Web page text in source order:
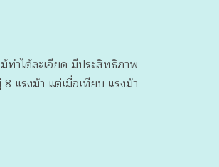
ทำได้ละเอียด มีประสิทธิภาพ
แรงม้า แต่เมื่อเทียบ แรงม้า